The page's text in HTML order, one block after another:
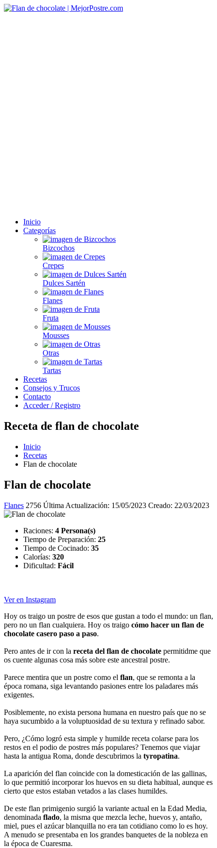
Inicio
Categorías
Bizcochos
Crepes
Dulces Sartén
Flanes
Fruta
Mousses
Otras
Tartas
Recetas
Consejos y Trucos
Contacto
Acceder / Registro
Receta de flan de chocolate
Inicio
Recetas
Flan de chocolate
Flan de chocolate
Flanes 2756 Última Actualización: 15/05/2023 Creado: 22/03/2023
Raciones: 4 Persona(s)
Tiempo de Preparación: 25
Tiempo de Cocinado: 35
Calorías: 320
Dificultad: Fácil
Ver en Instagram
Hoy os traigo un postre de esos que gustan a todo el mundo: un flan,
pero no un flan cualquiera. Hoy os traigo cómo hacer un flan de
chocolate casero paso a paso.
Pero antes de ir con la receta del flan de chocolate permitidme que
os cuente algunas cosa más sobre este ancestral postre.
Parece mentira que un postre como el flan, que se remonta a la
época romana, siga levantando pasiones entre los paladares más
exigentes.
Posiblemente, no exista persona humana en nuestro país que no se
haya sucumbido a la voluptuosidad de su textura y refinado sabor.
Pero, ¿Cómo logró esta simple y humilde receta colarse para los
restos en el podio de postres más populares? Tenemos que viajar
hasta la antigua Roma, donde descubrimos la tyropatina.
La aparición del flan coincide con la domesticación de las gallinas,
lo que permitió incorporar los huevos en su dieta habitual, aunque es
cierto que estos estaban vetados a las clases humildes.
De este flan primigenio surgió la variante actual en la Edad Media,
denominada flado, la misma que mezcla leche, huevos y, antaño,
miel, pues el azúcar blanquilla no era tan cotidiano como lo es hoy.
A menudo se presentaba en los grandes banquetes de la nobleza en
la época de Cuaresma.